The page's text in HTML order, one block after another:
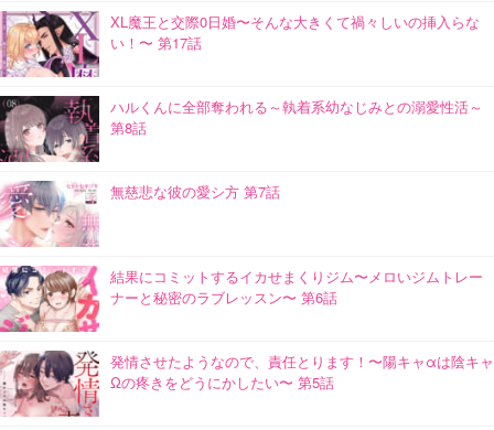
XL魔王と交際0日婚〜そんな大きくて禍々しいの挿入らな
い！〜 第17話
ハルくんに全部奪われる～執着系幼なじみとの溺愛性活～
第8話
無慈悲な彼の愛シ方 第7話
結果にコミットするイカせまくりジム〜メロいジムトレー
ナーと秘密のラブレッスン〜 第6話
発情させたようなので、責任とります！〜陽キャαは陰キャ
Ωの疼きをどうにかしたい〜 第5話